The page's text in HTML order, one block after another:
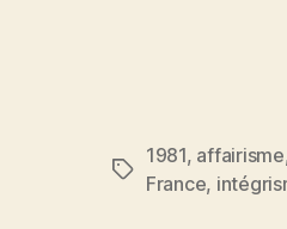
Étiquettes
1981, affairisme
France,